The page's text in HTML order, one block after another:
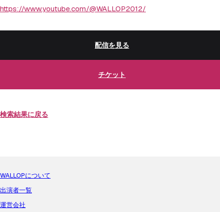
https://www.youtube.com/@WALLOP2012/
配信を見る
チケット
検索結果に戻る
WALLOPについて
出演者一覧
運営会社